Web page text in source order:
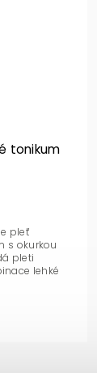
tonikum
pleť
s okurkou
pleti
lehké